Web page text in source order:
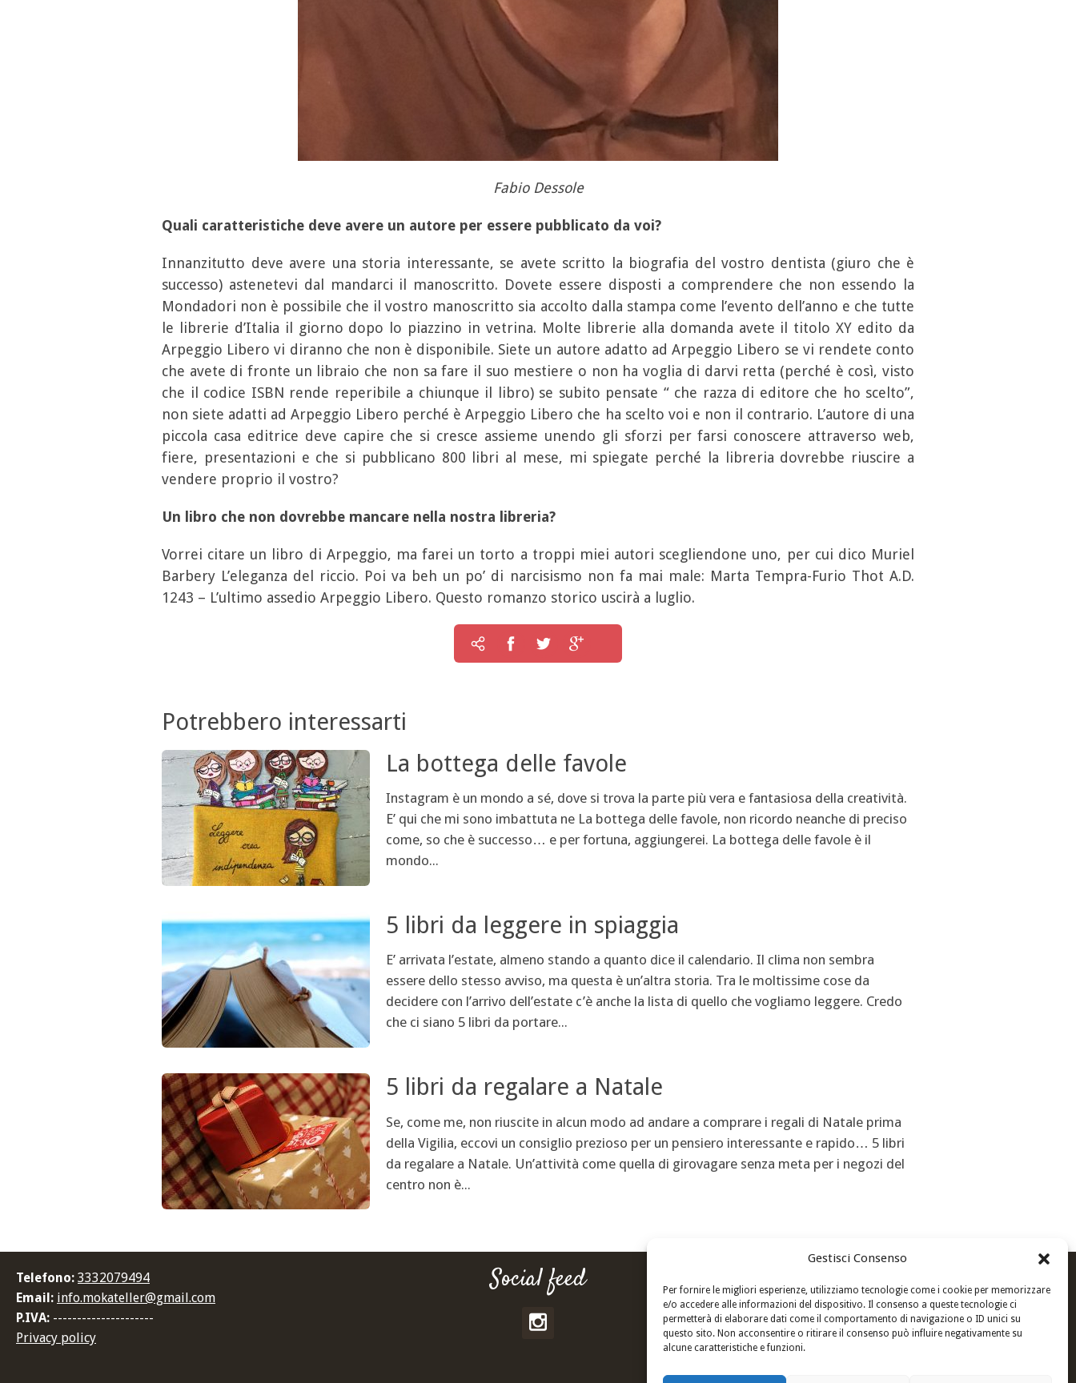
Gestisci Consenso
Per fornire le migliori esperienze, utilizziamo tecnologie come i cookie per memorizzare
e/o accedere alle informazioni del dispositivo. Il consenso a queste tecnologie ci
permetterà di elaborare dati come il comportamento di navigazione o ID unici su
questo sito. Non acconsentire o ritirare il consenso può influire negativamente su
alcune caratteristiche e funzioni.
Fabio Dessole
Quali caratteristiche deve avere un autore per essere pubblicato da voi?
Innanzitutto deve avere una storia interessante, se avete scritto la biografia del vostro dentista (giuro che è
successo) astenetevi dal mandarci il manoscritto. Dovete essere disposti a comprendere che non essendo la
Mondadori non è possibile che il vostro manoscritto sia accolto dalla stampa come l’evento dell’anno e che tutte
le librerie d’Italia il giorno dopo lo piazzino in vetrina. Molte librerie alla domanda avete il titolo XY edito da
Arpeggio Libero vi diranno che non è disponibile. Siete un autore adatto ad Arpeggio Libero se vi rendete conto
che avete di fronte un libraio che non sa fare il suo mestiere o non ha voglia di darvi retta (perché è così, visto
che il codice ISBN rende reperibile a chiunque il libro) se subito pensate “ che razza di editore che ho scelto”,
non siete adatti ad Arpeggio Libero perché è Arpeggio Libero che ha scelto voi e non il contrario. L’autore di una
piccola casa editrice deve capire che si cresce assieme unendo gli sforzi per farsi conoscere attraverso web,
fiere, presentazioni e che si pubblicano 800 libri al mese, mi spiegate perché la libreria dovrebbe riuscire a
vendere proprio il vostro?
Un libro che non dovrebbe mancare nella nostra libreria?
Vorrei citare un libro di Arpeggio, ma farei un torto a troppi miei autori scegliendone uno, per cui dico Muriel
Barbery L’eleganza del riccio. Poi va beh un po’ di narcisismo non fa mai male: Marta Tempra-Furio Thot A.D.
1243 – L’ultimo assedio Arpeggio Libero. Questo romanzo storico uscirà a luglio.
Potrebbero interessarti
La bottega delle favole
Instagram è un mondo a sé, dove si trova la parte più vera e fantasiosa della creatività.
E’ qui che mi sono imbattuta ne La bottega delle favole, non ricordo neanche di preciso
come, so che è successo… e per fortuna, aggiungerei. La bottega delle favole è il
mondo...
5 libri da leggere in spiaggia
E’ arrivata l’estate, almeno stando a quanto dice il calendario. Il clima non sembra
essere dello stesso avviso, ma questa è un’altra storia. Tra le moltissime cose da
decidere con l’arrivo dell’estate c’è anche la lista di quello che vogliamo leggere. Credo
che ci siano 5 libri da portare...
5 libri da regalare a Natale
Se, come me, non riuscite in alcun modo ad andare a comprare i regali di Natale prima
della Vigilia, eccovi un consiglio prezioso per un pensiero interessante e rapido… 5 libri
da regalare a Natale. Un’attività come quella di girovagare senza meta per i negozi del
centro non è...
Telefono: 3332079494
Email: info.mokateller@gmail.com
P.IVA: ---------------------
Privacy policy
Social feed Newsletter